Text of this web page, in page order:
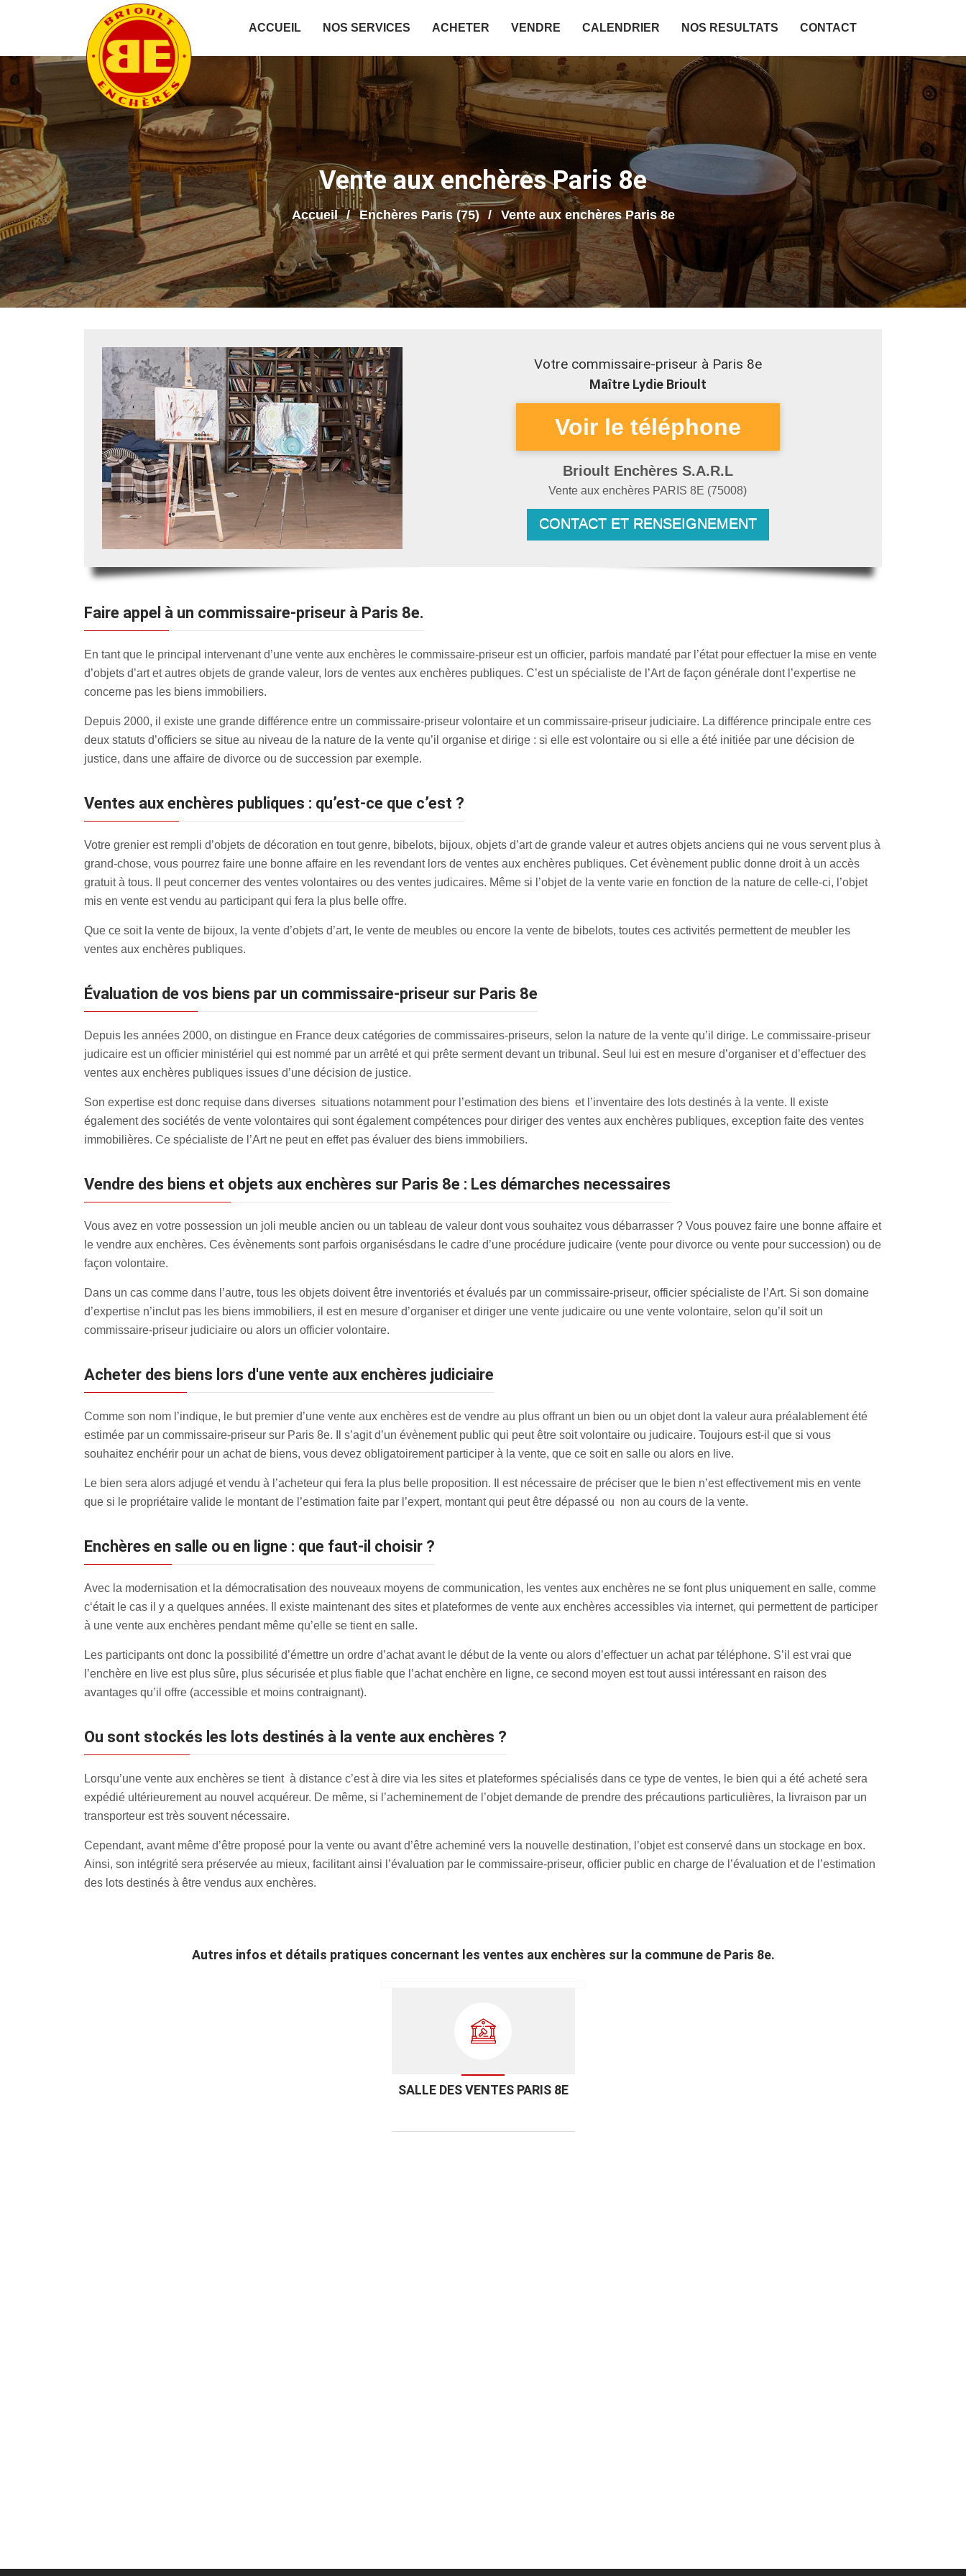
ACCUEIL NOS SERVICES ACHETER VENDRE CALENDRIER NOS RESULTATS CONTACT
Vente aux enchères Paris 8e
Accueil Enchères Paris (75) Vente aux enchères Paris 8e
Votre commissaire-priseur à Paris 8e
Maître Lydie Brioult
Brioult Enchères S.A.R.L
Vente aux enchères PARIS 8E (75008)
CONTACT ET RENSEIGNEMENT
Faire appel à un commissaire-priseur à Paris 8e.
En tant que le principal intervenant d’une vente aux enchères le commissaire-priseur est un officier, parfois mandaté par l’état pour effectuer la mise en vente
d’objets d’art et autres objets de grande valeur, lors de ventes aux enchères publiques. C’est un spécialiste de l’Art de façon générale dont l’expertise ne
concerne pas les biens immobiliers.
Depuis 2000, il existe une grande différence entre un commissaire-priseur volontaire et un commissaire-priseur judiciaire. La différence principale entre ces
deux statuts d’officiers se situe au niveau de la nature de la vente qu’il organise et dirige : si elle est volontaire ou si elle a été initiée par une décision de
justice, dans une affaire de divorce ou de succession par exemple.
Ventes aux enchères publiques : qu’est-ce que c’est ?
Votre grenier est rempli d’objets de décoration en tout genre, bibelots, bijoux, objets d’art de grande valeur et autres objets anciens qui ne vous servent plus à
grand-chose, vous pourrez faire une bonne affaire en les revendant lors de ventes aux enchères publiques. Cet évènement public donne droit à un accès
gratuit à tous. Il peut concerner des ventes volontaires ou des ventes judicaires. Même si l’objet de la vente varie en fonction de la nature de celle-ci, l’objet
mis en vente est vendu au participant qui fera la plus belle offre.
Que ce soit la vente de bijoux, la vente d’objets d’art, le vente de meubles ou encore la vente de bibelots, toutes ces activités permettent de meubler les
ventes aux enchères publiques.
évaluation de vos biens par un commissaire-priseur sur Paris 8e
Depuis les années 2000, on distingue en France deux catégories de commissaires-priseurs, selon la nature de la vente qu’il dirige. Le commissaire-priseur
judicaire est un officier ministériel qui est nommé par un arrêté et qui prête serment devant un tribunal. Seul lui est en mesure d’organiser et d’effectuer des
ventes aux enchères publiques issues d’une décision de justice.
Son expertise est donc requise dans diverses situations notamment pour l’estimation des biens et l’inventaire des lots destinés à la vente. Il existe
également des sociétés de vente volontaires qui sont également compétences pour diriger des ventes aux enchères publiques, exception faite des ventes
immobilières. Ce spécialiste de l’Art ne peut en effet pas évaluer des biens immobiliers.
Vendre des biens et objets aux enchères sur Paris 8e : Les démarches necessaires
Vous avez en votre possession un joli meuble ancien ou un tableau de valeur dont vous souhaitez vous débarrasser ? Vous pouvez faire une bonne affaire et
le vendre aux enchères. Ces évènements sont parfois organisésdans le cadre d’une procédure judicaire (vente pour divorce ou vente pour succession) ou de
façon volontaire.
Dans un cas comme dans l’autre, tous les objets doivent être inventoriés et évalués par un commissaire-priseur, officier spécialiste de l’Art. Si son domaine
d’expertise n’inclut pas les biens immobiliers, il est en mesure d’organiser et diriger une vente judicaire ou une vente volontaire, selon qu’il soit un
commissaire-priseur judiciaire ou alors un officier volontaire.
Acheter des biens lors d'une vente aux enchères judiciaire
Comme son nom l’indique, le but premier d’une vente aux enchères est de vendre au plus offrant un bien ou un objet dont la valeur aura préalablement été
estimée par un commissaire-priseur sur Paris 8e. Il s’agit d’un évènement public qui peut être soit volontaire ou judicaire. Toujours est-il que si vous
souhaitez enchérir pour un achat de biens, vous devez obligatoirement participer à la vente, que ce soit en salle ou alors en live.
Le bien sera alors adjugé et vendu à l’acheteur qui fera la plus belle proposition. Il est nécessaire de préciser que le bien n’est effectivement mis en vente
que si le propriétaire valide le montant de l’estimation faite par l’expert, montant qui peut être dépassé ou non au cours de la vente.
Enchères en salle ou en ligne : que faut-il choisir ?
Avec la modernisation et la démocratisation des nouveaux moyens de communication, les ventes aux enchères ne se font plus uniquement en salle, comme
c‘était le cas il y a quelques années. Il existe maintenant des sites et plateformes de vente aux enchères accessibles via internet, qui permettent de participer
à une vente aux enchères pendant même qu’elle se tient en salle.
Les participants ont donc la possibilité d’émettre un ordre d’achat avant le début de la vente ou alors d’effectuer un achat par téléphone. S’il est vrai que
l’enchère en live est plus sûre, plus sécurisée et plus fiable que l’achat enchère en ligne, ce second moyen est tout aussi intéressant en raison des
avantages qu’il offre (accessible et moins contraignant).
Ou sont stockés les lots destinés à la vente aux enchères ?
Lorsqu’une vente aux enchères se tient à distance c’est à dire via les sites et plateformes spécialisés dans ce type de ventes, le bien qui a été acheté sera
expédié ultérieurement au nouvel acquéreur. De même, si l’acheminement de l’objet demande de prendre des précautions particulières, la livraison par un
transporteur est très souvent nécessaire.
Cependant, avant même d’être proposé pour la vente ou avant d’être acheminé vers la nouvelle destination, l’objet est conservé dans un stockage en box.
Ainsi, son intégrité sera préservée au mieux, facilitant ainsi l’évaluation par le commissaire-priseur, officier public en charge de l’évaluation et de l’estimation
des lots destinés à être vendus aux enchères.
Autres infos et détails pratiques concernant les ventes aux enchères sur la commune de Paris 8e.
SALLE DES VENTES PARIS 8E